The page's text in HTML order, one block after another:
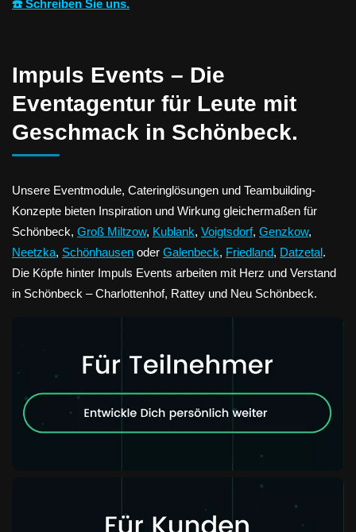
☎️ Schreiben Sie uns.
Impuls Events – Die
Eventagentur für Leute mit
Geschmack in Schönbeck.
Unsere Eventmodule, Cateringlösungen und Teambuilding-
Konzepte bieten Inspiration und Wirkung gleichermaßen für
Schönbeck, Groß Miltzow, Kublank, Voigtsdorf, Genzkow,
Neetzka, Schönhausen oder Galenbeck, Friedland, Datzetal.
Die Köpfe hinter Impuls Events arbeiten mit Herz und Verstand
in Schönbeck – Charlottenhof, Rattey und Neu Schönbeck.